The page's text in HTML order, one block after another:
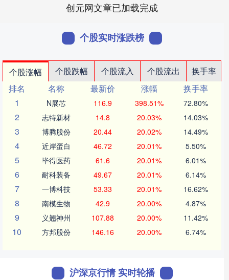
创元网文章已加载完成
个股实时涨跌榜
个股涨幅 个股跌幅 个股流入 个股流出
换手率
排名
名称 最新价 涨幅
换手率
1
N展芯 116.9 398.51% 72.80%
2 志特新材 14.8 20.03% 14.03%
3 博腾股份 20.44 20.02% 14.49%
4 近岸蛋白 46.72 20.01% 5.50%
5 毕得医药 61.6 20.01% 6.01%
6 耐科装备 49.67 20.01% 6.14%
7 一博科技 53.33 20.01% 16.62%
8 南模生物 42.9 20.00% 4.87%
9 义翘神州 107.88 20.00% 11.42%
10 方邦股份 146.16 20.00% 6.74%
沪深京行情 实时轮播